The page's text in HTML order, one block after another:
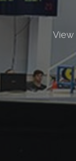
View